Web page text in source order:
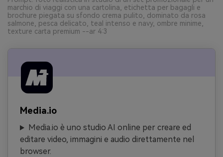
marchio di viaggi con una cartolina, etichetta per bagagli e
brochure piegata su sfondo crema pulito, dominato da rosa
salmone, pesca delicato, teal intenso e navy, ombre minime,
texture carta premium --ar 4:3
Media.io
Media.io è uno studio AI online per creare ed
editare video, immagini e audio direttamente nel
browser.